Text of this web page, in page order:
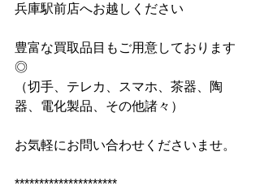
兵庫駅前店へお越しください
豊富な買取品目もご用意しております
◎
（切手、テレカ、スマホ、茶器、陶
器、電化製品、その他諸々）
お気軽にお問い合わせくださいませ。
*********************